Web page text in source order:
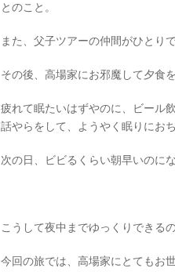
とのこと。
また、父子ツアーの仲間がひとり
その後、高場家にお邪魔して夕食
疲れて眠たいはずやのに、ビール
話やらをして、ようやく眠りにおち
次の日、ビビるくらい朝早いのにな
こうして夜中までゆっくりできる
今回の旅では、高場家にとてもお